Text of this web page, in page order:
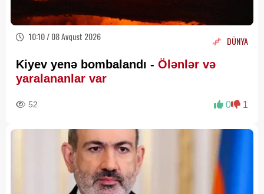
10:10 / 08 Avqust 2026 DÜNYA
Kiyev yenə bombalandı - Ölənlər və
yaralananlar var
52 0 1